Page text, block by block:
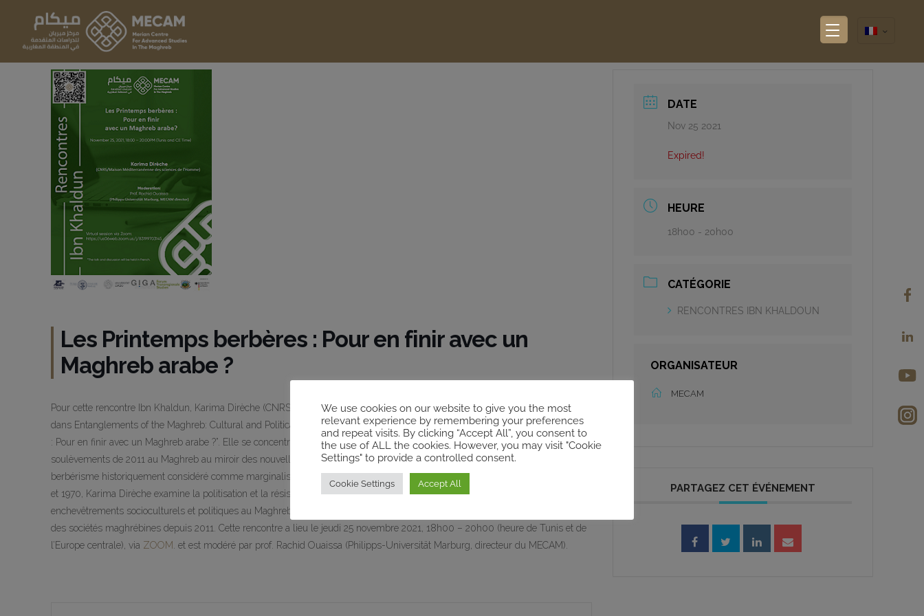
Les Printemps berbères : Pour en finir avec un
Maghreb arabe ?
Pour cette rencontre Ibn Khaldun, Karima Dirèche (CNRS/Maison Méditerranéenne des sciences de l’Homme), contributrice
dans Entanglements of the Maghreb: Cultural and Political Aspects of a Region in Motion, intervient sur “Les Printemps berbères
: Pour en finir avec un Maghreb arabe ?”. Elle se concentre sur les expressions et affirmations berbères inédites dans les
soulèvements de 2011 au Maghreb au miroir des nouvelles revendications des libertés et de l’Etat de droit. En étudiant le rôle du
berbérisme historiquement considéré comme marginalisé dans les protestations collectives et en se référant aux années 1960
et 1970, Karima Dirèche examine la politisation et la résistance croissantes des Berbères comme une expression des
enchevêtrements socioculturels et politiques au Maghreb, qui ont particulièrement reflété la pluralité ethnique et linguistique
des sociétés maghrébines depuis 2011. Cette rencontre a lieu le jeudi 25 novembre 2021, 18h00 – 20h00 (heure de Tunis et de
l’Europe centrale), via ZOOM . et est modéré par prof. Rachid Ouaissa (Philipps-Universität Marburg, directeur du MECAM).
DATE
Nov 25 2021
Expired!
HEURE
18h00 - 20h00
CATÉGORIE
RENCONTRES IBN KHALDOUN
ORGANISATEUR
MECAM
PARTAGEZ CET ÉVÉNEMENT
We use cookies on our website to give you the most
relevant experience by remembering your preferences
and repeat visits. By clicking “Accept All”, you consent to
the use of ALL the cookies. However, you may visit "Cookie
Settings" to provide a controlled consent.
Cookie Settings Accept All